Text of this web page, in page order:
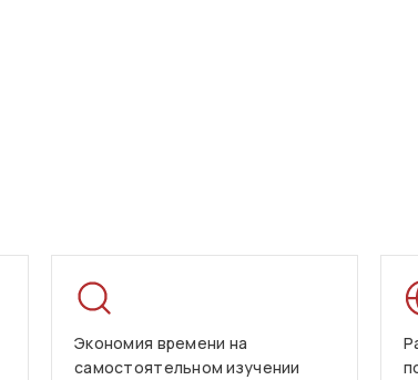
Экономия времени на
самостоятельном изучении